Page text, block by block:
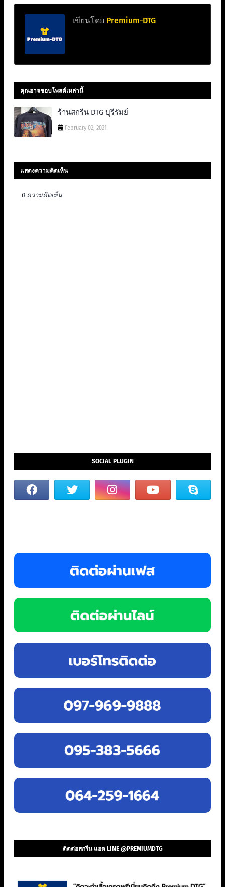
เขียนโดย Premium-DTG
คุณอาจชอบโพสต์เหล่านี้
ร้านสกรีน DTG บุรีรัมย์
February 02, 2021
แสดงความคิดเห็น
0 ความคิดเห็น
SOCIAL PLUGIN
ติดต่อสกรีน แอด LINE @PREMIUMDTG